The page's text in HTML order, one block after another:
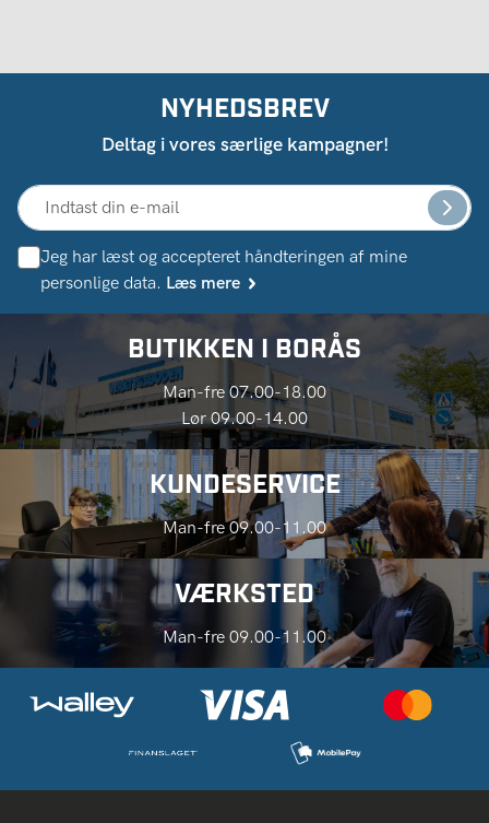
NYHEDSBREV
Deltag i vores særlige kampagner!
Jeg har læst og accepteret håndteringen af ​​mine
personlige data. Læs mere
BUTIKKEN I BORÅS
Man-fre 07.00-18.00
Lør 09.00-14.00
KUNDESERVICE
Man-fre 09.00-11.00
VÆRKSTED
Man-fre 09.00-11.00